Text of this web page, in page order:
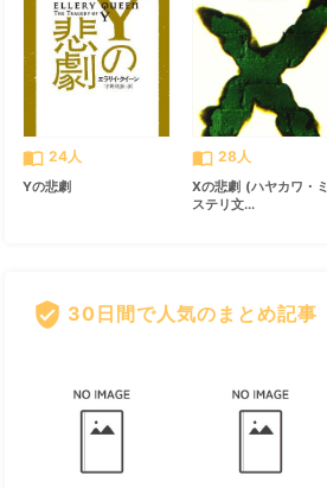
import_contacts 24人
Yの悲劇
import_contacts 28人
Xの悲劇 (ハヤカワ・ミ
ステリ文...
verified_user 30日間で人気のまとめ記事